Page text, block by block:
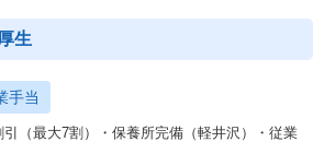
生
手当
引（最大7割）・保養所完備（軽井沢）・従業